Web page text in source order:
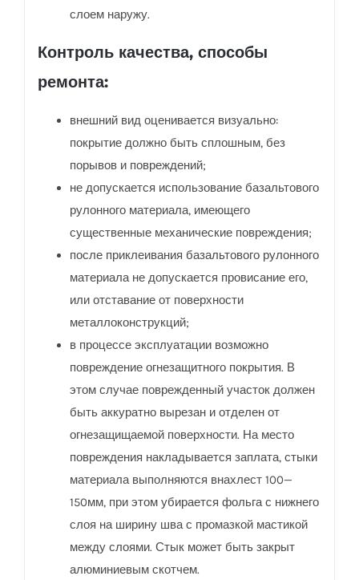
слоем наружу.
Контроль качества, способы
ремонта:
внешний вид оценивается визуально:
покрытие должно быть сплошным, без
порывов и повреждений;
не допускается использование базальтового
рулонного материала, имеющего
существенные механические повреждения;
после приклеивания базальтового рулонного
материала не допускается провисание его,
или отставание от поверхности
металлоконструкций;
в процессе эксплуатации возможно
повреждение огнезащитного покрытия. В
этом случае поврежденный участок должен
быть аккуратно вырезан и отделен от
огнезащищаемой поверхности. На место
повреждения накладывается заплата, стыки
материала выполняются внахлест 100—
150мм, при этом убирается фольга с нижнего
слоя на ширину шва с промазкой мастикой
между слоями. Стык может быть закрыт
алюминиевым скотчем.